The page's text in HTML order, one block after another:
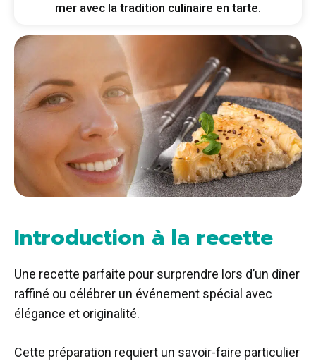
mer avec la tradition culinaire en tarte.
Introduction à la recette
Une recette parfaite pour surprendre lors d’un dîner
raffiné ou célébrer un événement spécial avec
élégance et originalité.
Cette préparation requiert un savoir-faire particulier